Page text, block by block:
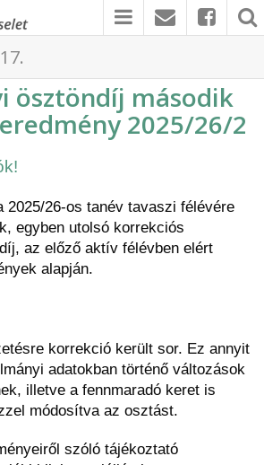
ösztöndíj második
2025/26/2
2025/26-os tanév tavaszi félévére
egyben utolsó korrekciós
az előző aktív félévben elért
alapján.
korrekció került sor. Ez annyit
adatokban történő változások
illetve a fennmaradó keret is
módosítva az osztást.
szóló tájékoztató